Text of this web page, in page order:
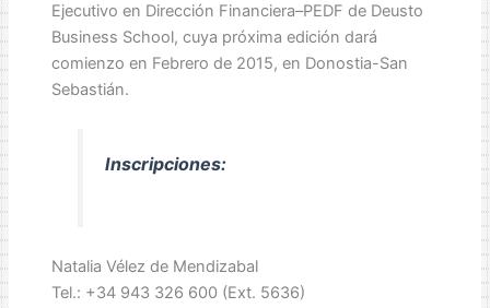
Ejecutivo en Dirección Financiera–PEDF de Deusto
Business School, cuya próxima edición dará
comienzo en Febrero de 2015, en Donostia-San
Sebastián.
Inscripciones:
Natalia Vélez de Mendizabal
Tel.: +34 943 326 600 (Ext. 5636)